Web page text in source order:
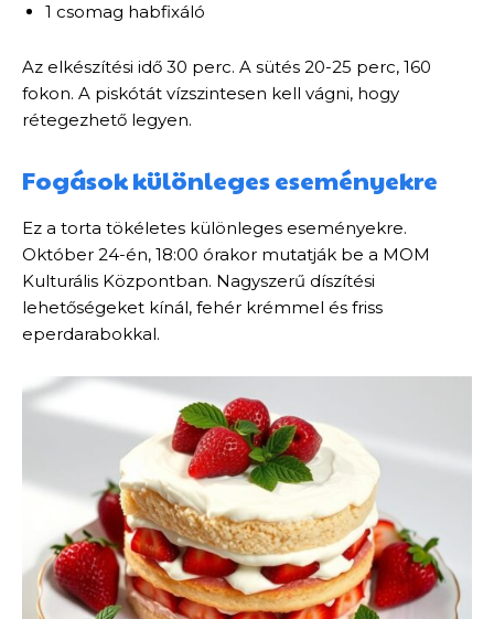
1 csomag habfixáló
Az elkészítési idő 30 perc. A sütés 20-25 perc, 160
fokon. A piskótát vízszintesen kell vágni, hogy
rétegezhető legyen.
Fogások különleges eseményekre
Ez a torta tökéletes különleges eseményekre.
Október 24-én, 18:00 órakor mutatják be a MOM
Kulturális Központban. Nagyszerű díszítési
lehetőségeket kínál, fehér krémmel és friss
eperdarabokkal.